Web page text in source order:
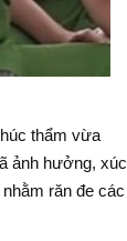
thẩm vừa
ảnh hưởng, xúc
răn đe các